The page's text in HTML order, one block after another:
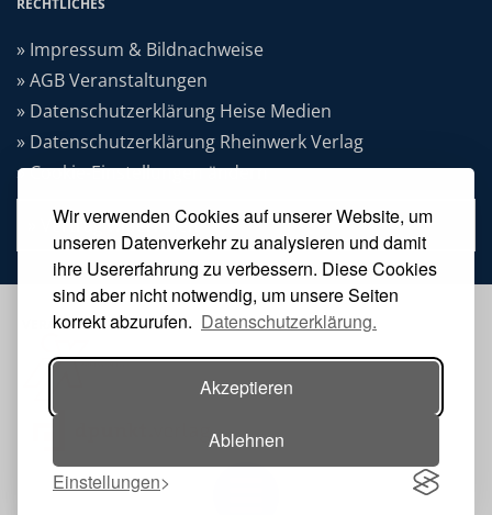
Wir verwenden Cookies auf unserer Website, um
unseren Datenverkehr zu analysieren und damit
ihre Usererfahrung zu verbessern. Diese Cookies
sind aber nicht notwendig, um unsere Seiten
korrekt abzurufen. Datenschutzerklärung.
Akzeptieren
Ablehnen
Einstellungen
» Impressum & Bildnachweise
» AGB Veranstaltungen
» Datenschutzerklärung Heise Medien
» Datenschutzerklärung Rheinwerk Verlag
» Cookie-Einstellungen ändern
» Vertrag widerrufen
VERANSTALTER: